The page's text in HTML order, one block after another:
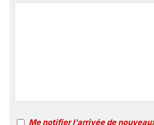
Me notifier l'arrivée de